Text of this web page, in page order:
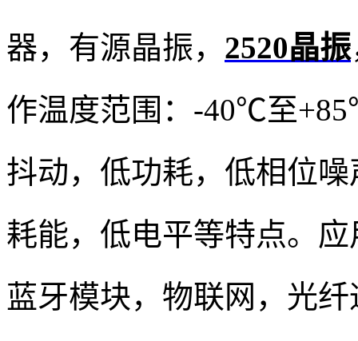
器，有源晶振， 2520晶振
作温度范围：-40℃至
抖动，低功耗，低相位
耗能，低电平等特点。
蓝牙模块，物联网，光